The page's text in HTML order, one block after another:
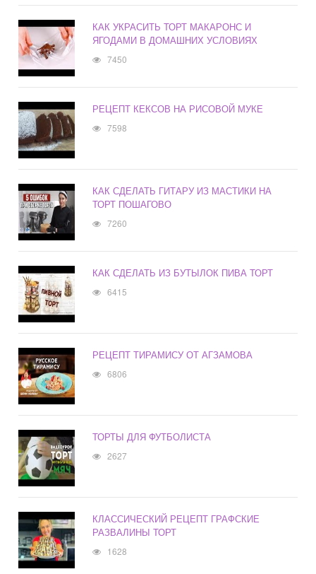
КАК УКРАСИТЬ ТОРТ МАКАРОНС И
ЯГОДАМИ В ДОМАШНИХ УСЛОВИЯХ
7450
РЕЦЕПТ КЕКСОВ НА РИСОВОЙ МУКЕ
7598
КАК СДЕЛАТЬ ГИТАРУ ИЗ МАСТИКИ НА
ТОРТ ПОШАГОВО
7260
КАК СДЕЛАТЬ ИЗ БУТЫЛОК ПИВА ТОРТ
6415
РЕЦЕПТ ТИРАМИСУ ОТ АГЗАМОВА
6806
ТОРТЫ ДЛЯ ФУТБОЛИСТА
2627
КЛАССИЧЕСКИЙ РЕЦЕПТ ГРАФСКИЕ
РАЗВАЛИНЫ ТОРТ
1628